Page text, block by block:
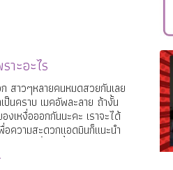
าะอะไร
สาวๆหลายคนหมดสวยกันเลย
ป็นคราบ เมคอัพละลาย ถ้างั้น
องเหงื่อออกกันนะคะ เราจะได้
อความสะดวกแอดมินก็แนะนำ